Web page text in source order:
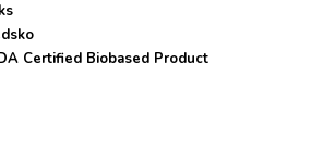
Certified Biobased Product